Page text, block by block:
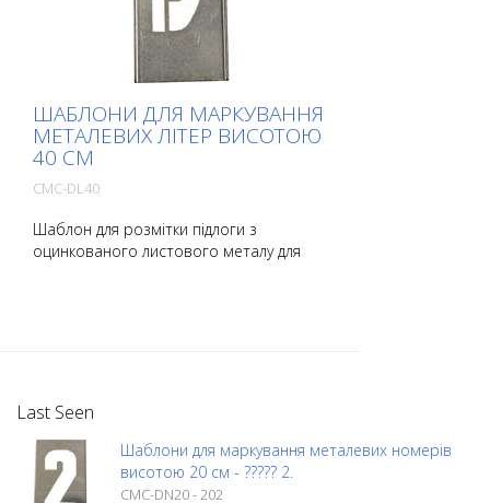
ШАБЛОНИ ДЛЯ МАРКУВАННЯ
МЕТАЛЕВИХ ЛІТЕР ВИСОТОЮ
40 СМ
CMC-DL40
Шаблон для розмітки підлоги з
оцинкованого листового металу для
Last Seen
Шаблони для маркування металевих номерів
висотою 20 см - ????? 2.
CMC-DN20 - 202